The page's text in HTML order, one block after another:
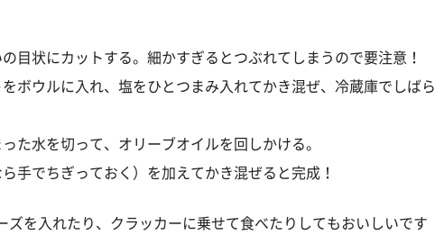
目状にカットする。細かすぎるとつぶれてしまうので要注意！
ボウルに入れ、塩をひとつまみ入れてかき混ぜ、冷蔵庫でしばら
た水を切って、オリーブオイルを回しかける。
手でちぎっておく）を加えてかき混ぜると完成！
ズを入れたり、クラッカーに乗せて食べたりしてもおいしいです